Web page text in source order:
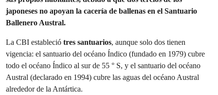
japoneses no apoyan la cacería de ballenas en el Santuario
Ballenero Austral.
La CBI estableció tres santuarios, aunque solo dos tienen
vigencia: el santuario del océano Índico (fundado en 1979) cubre
todo el océano Índico al sur de 55 ° S, y el santuario del océano
Austral (declarado en 1994) cubre las aguas del océano Austral
alrededor de la Antártica.